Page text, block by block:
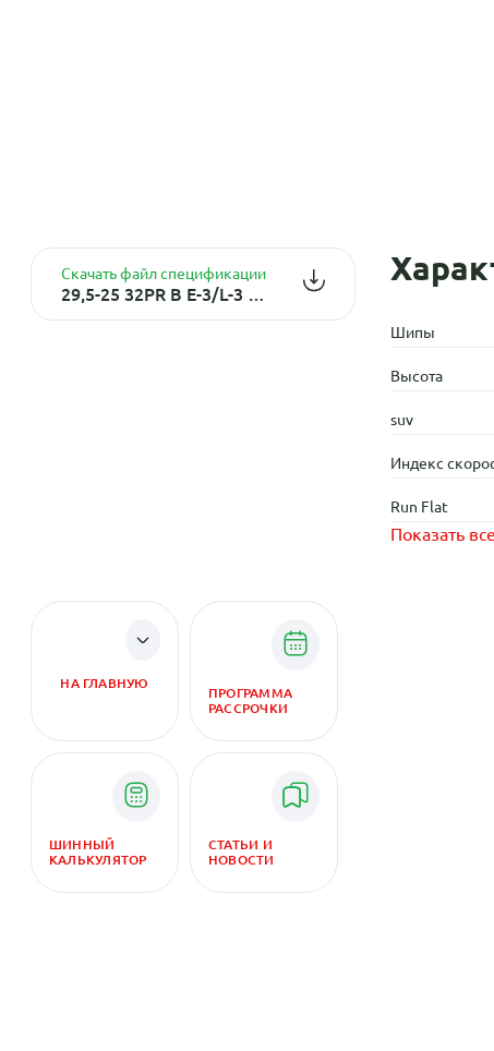
Скачать файл спецификации
29,5-25 32PR B E-3/L-3 TL КИТАЙ
Шипы
Высота
suv
Индекс
Run Flat
Показать все
НА ГЛАВНУЮ
ПРОГРАММА
РАССРОЧКИ
ШИННЫЙ
КАЛЬКУЛЯТОР
СТАТЬИ И
НОВОСТИ